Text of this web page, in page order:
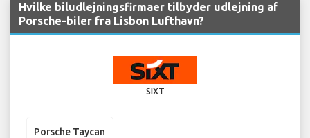
Hvilke biludlejningsfirmaer tilbyder udlejning af
Porsche-biler fra Lisbon Lufthavn?
SIXT
Porsche Taycan